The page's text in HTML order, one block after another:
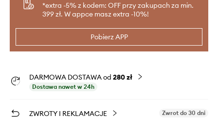
*extra -5% z kodem: OFF przy zakupach za min.
399 zł. W appce masz extra -10%!
Pobierz APP
DARMOWA DOSTAWA od 280 zł
Dostawa nawet w 24h
ZWROTY I REKLAMACJE Zwrot do 30 dni